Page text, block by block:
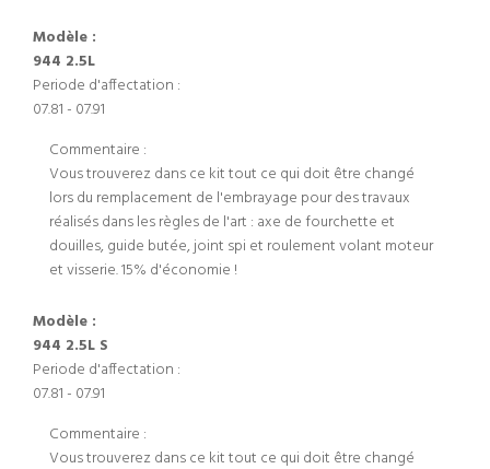
Modèle :
944 2.5L
Periode d'affectation :
07.81 - 07.91
Commentaire :
Vous trouverez dans ce kit tout ce qui doit être changé
lors du remplacement de l'embrayage pour des travaux
réalisés dans les règles de l'art : axe de fourchette et
douilles, guide butée, joint spi et roulement volant moteur
et visserie. 15% d'économie !
Modèle :
944 2.5L S
Periode d'affectation :
07.81 - 07.91
Commentaire :
Vous trouverez dans ce kit tout ce qui doit être changé